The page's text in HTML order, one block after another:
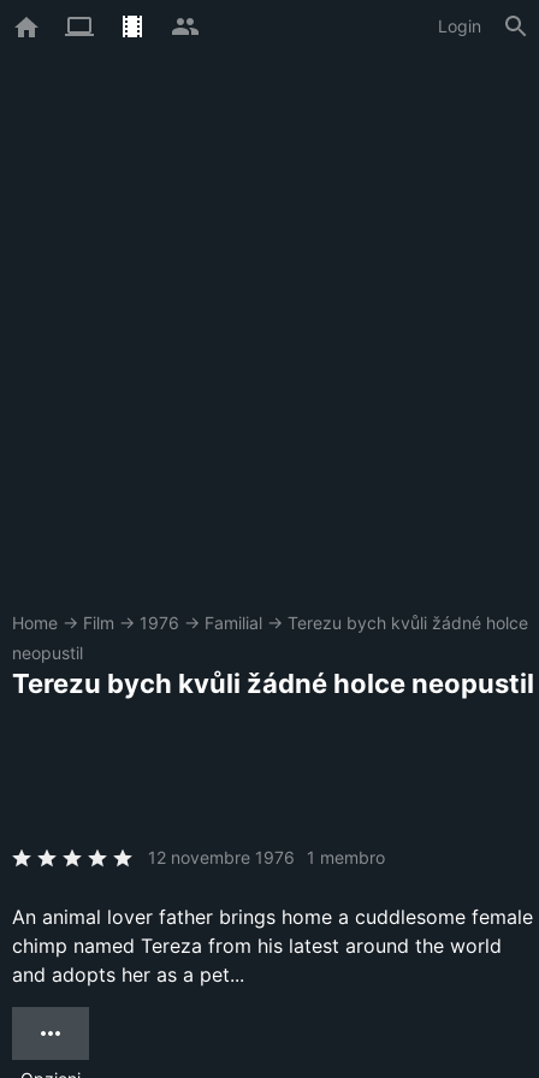
Login
Home → Film → 1976 → Familial → Terezu bych kvůli žádné holce
neopustil
Terezu bych kvůli žádné holce neopustil
12 novembre 1976 1 membro
An animal lover father brings home a cuddlesome female
chimp named Tereza from his latest around the world
and adopts her as a pet...